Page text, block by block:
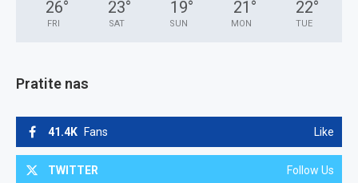
26°
FRI
23°
SAT
19°
SUN
21 °
MON
22°
TUE
Pratite nas
41.4K Fans Like
TWITTER Follow Us